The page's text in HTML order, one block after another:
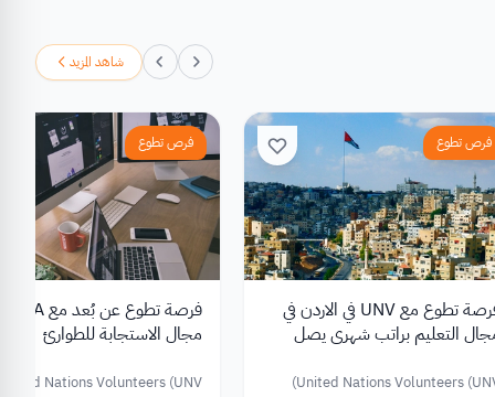
شاهد المزيد
فرص تطوع
فرصة تطوع مع UNV في الاردن في
التعليم براتب شهري يصل
United Nations Volunteers
فرص تطوع
مجال الاستجابة للطوارئ
Nations Volunteers (UNV)